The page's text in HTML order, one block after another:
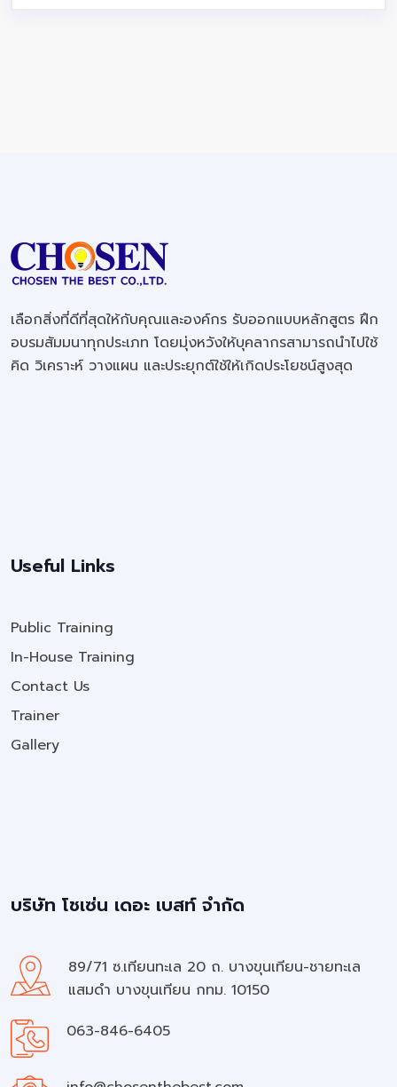
เลือกสิ่งที่ดีที่สุดให้กับคุณและองค์กร รับออกแบบหลักสูตร ฝึก
อบรมสัมมนาทุกประเภท โดยมุ่งหวังให้บุคลากรสามารถนำไปใช้
คิด วิเคราะห์ วางแผน และประยุกต์ใช้ให้เกิดประโยชน์สูงสุด
Useful Links
Public Training
In-House Training
Contact Us
Trainer
Gallery
บริษัท โชเซ่น เดอะ เบสท์ จำกัด
89/71 ซ.เทียนทะเล 20 ถ. บางขุนเทียน-ชายทะเล
แสมดำ บางขุนเทียน กทม. 10150
063-846-6405